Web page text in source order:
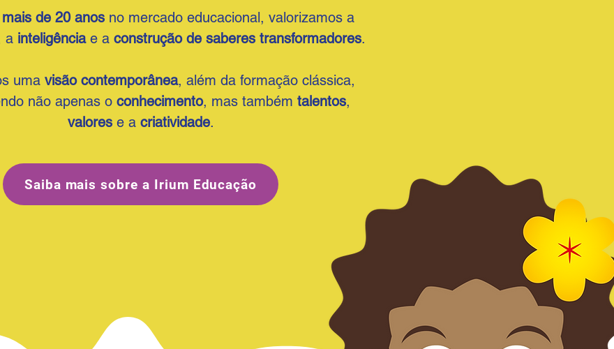
de 20 anos no mercado educacional, valorizamos a
a inteligência e a construção de saberes transformadores.
uma visão contemporânea, além da formação clássica,
não apenas o conhecimento, mas também talentos,
valores e a criatividade.
Saiba mais sobre a Irium Educação